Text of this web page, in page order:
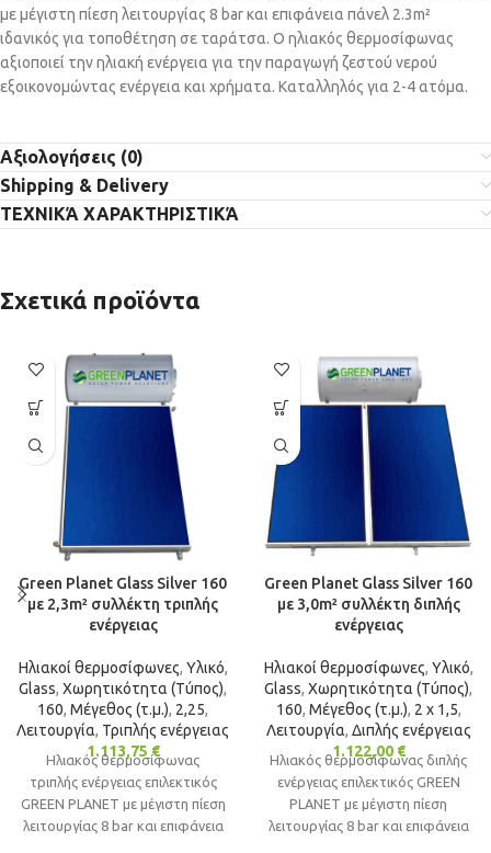
με μέγιστη πίεση λειτουργίας 8 bar και επιφάνεια πάνελ 2.3m²
ιδανικός για τοποθέτηση σε ταράτσα. Ο ηλιακός θερμοσίφωνας
αξιοποιεί την ηλιακή ενέργεια για την παραγωγή ζεστού νερού
εξοικονομώντας ενέργεια και χρήματα. Καταλληλός για 2-4 ατόμα.
Αξιολογήσεις (0)
Shipping & Delivery
ΤΕΧΝΙΚΆ ΧΑΡΑΚΤΗΡΙΣΤΙΚΆ
Σχετικά προϊόντα
Green Planet Glass Silver 160
με 2,3m² συλλέκτη τριπλής
ενέργειας
Ηλιακοί θερμοσίφωνες, Υλικό,
Glass, Χωρητικότητα (Τύπος),
160, Μέγεθος (τ.μ.), 2,25,
Λειτουργία, Τριπλής ενέργειας
1.113,75 €
Ηλιακός θερμοσίφωνας
τριπλής ενέργειας επιλεκτικός
GREEN PLANET με μέγιστη πίεση
λειτουργίας 8 bar και επιφάνεια
Green Planet Glass Silver 160
με 3,0m² συλλέκτη διπλής
ενέργειας
Ηλιακοί θερμοσίφωνες, Υλικό,
Glass, Χωρητικότητα (Τύπος),
160, Μέγεθος (τ.μ.), 2 x 1,5,
Λειτουργία, Διπλής ενέργειας
1.122,00 €
Ηλιακός θερμοσίφωνας διπλής
ενέργειας επιλεκτικός GREEN
PLANET με μέγιστη πίεση
λειτουργίας 8 bar και επιφάνεια